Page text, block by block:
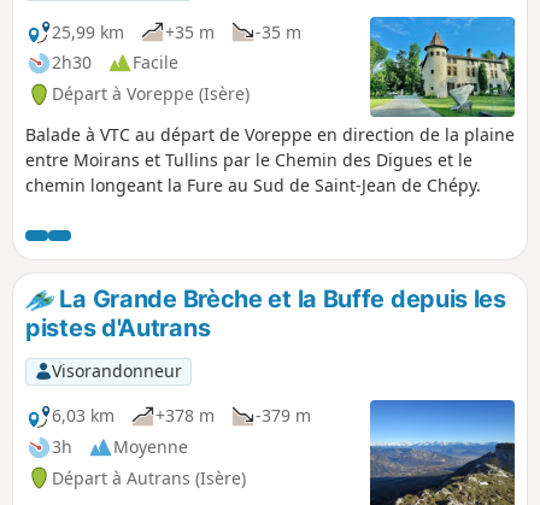
25,99 km
+35 m
-35 m
2h30
Facile
Départ à Voreppe (Isère)
Balade à VTC au départ de Voreppe en direction de la plaine
entre Moirans et Tullins par le Chemin des Digues et le
chemin longeant la Fure au Sud de Saint-Jean de Chépy.
La Grande Brèche et la Buffe depuis les
pistes d'Autrans
Visorandonneur
6,03 km
+378 m
-379 m
3h
Moyenne
Départ à Autrans (Isère)